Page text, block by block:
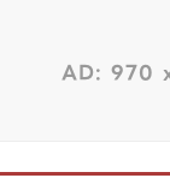
AD: 970